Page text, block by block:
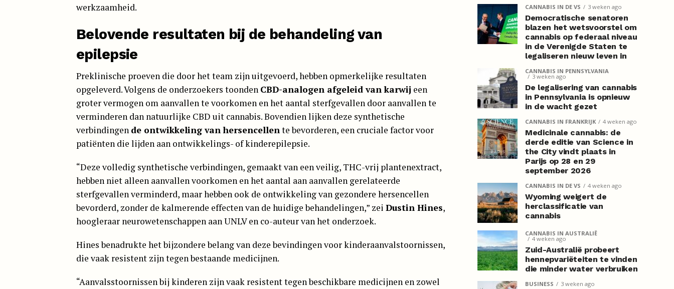
werkzaamheid.
Belovende resultaten bij de behandeling van
epilepsie
Preklinische proeven die door het team zijn uitgevoerd, hebben opmerkelijke resultaten
opgeleverd. Volgens de onderzoekers toonden CBD-analogen afgeleid van karwij een
groter vermogen om aanvallen te voorkomen en het aantal sterfgevallen door aanvallen te
verminderen dan natuurlijke CBD uit cannabis. Bovendien lijken deze synthetische
verbindingen de ontwikkeling van hersencellente bevorderen, een cruciale factor voor
patiënten die lijden aan ontwikkelings- of kinderepilepsie.
“Deze volledig synthetische verbindingen, gemaakt van een veilig, THC-vrij plantenextract,
hebben niet alleen aanvallen voorkomen en het aantal aan aanvallen gerelateerde
sterfgevallen verminderd, maar hebben ook de ontwikkeling van gezondere hersencellen
bevorderd, zonder de kalmerende effecten van de huidige behandelingen,” zei Dustin Hines,
hoogleraar neurowetenschappen aan UNLV en co-auteur van het onderzoek.
Hines benadrukte het bijzondere belang van deze bevindingen voor kinderaanvalstoornissen,
die vaak resistent zijn tegen bestaande medicijnen.
“Aanvalsstoornissen bij kinderen zijn vaak resistent tegen beschikbare medicijnen en zowel
CANNABIS IN DE VS 3 weken ago
Democratische senatoren
blazen het wetsvoorstel om
cannabis op federaal niveau
in de Verenigde Staten te
legaliseren nieuw leven in
CANNABIS IN PENNSYLVANIA
3 weken ago
De legalisering van cannabis
in Pennsylvania is opnieuw
in de wacht gezet
CANNABIS IN FRANKRIJK 4 weken ago
Medicinale cannabis: de
derde editie van Science in
the City vindt plaats in
Parijs op 28 en 29
september 2026
CANNABIS IN DE VS 4 weken ago
Wyoming weigert de
herclassificatie van
cannabis
CANNABIS IN AUSTRALIË
4 weken ago
Zuid-Australië probeert
hennepvariëteiten te vinden
die minder water verbruiken
BUSINESS 3 weken ago